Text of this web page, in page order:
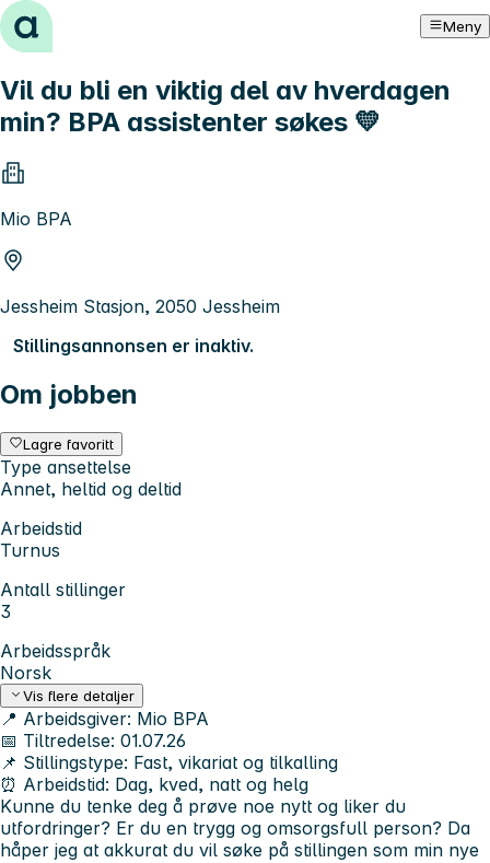
Hopp til innhold Meny
Vil du bli en viktig del av hverdagen
min? BPA assistenter søkes 💛
Mio BPA
Jessheim Stasjon, 2050 Jessheim
Stillingsannonsen er inaktiv.
Om jobben
Lagre favoritt
Type ansettelse
Annet, heltid og deltid
Arbeidstid
Turnus
Antall stillinger
3
Arbeidsspråk
Norsk
Vis flere detaljer
📍 Arbeidsgiver: Mio BPA
📅 Tiltredelse: 01.07.26
📌 Stillingstype: Fast, vikariat og tilkalling
⏰ Arbeidstid: Dag, kved, natt og helg
Kunne du tenke deg å prøve noe nytt og liker du
utfordringer? Er du en trygg og omsorgsfull person? Da
håper jeg at akkurat du vil søke på stillingen som min nye